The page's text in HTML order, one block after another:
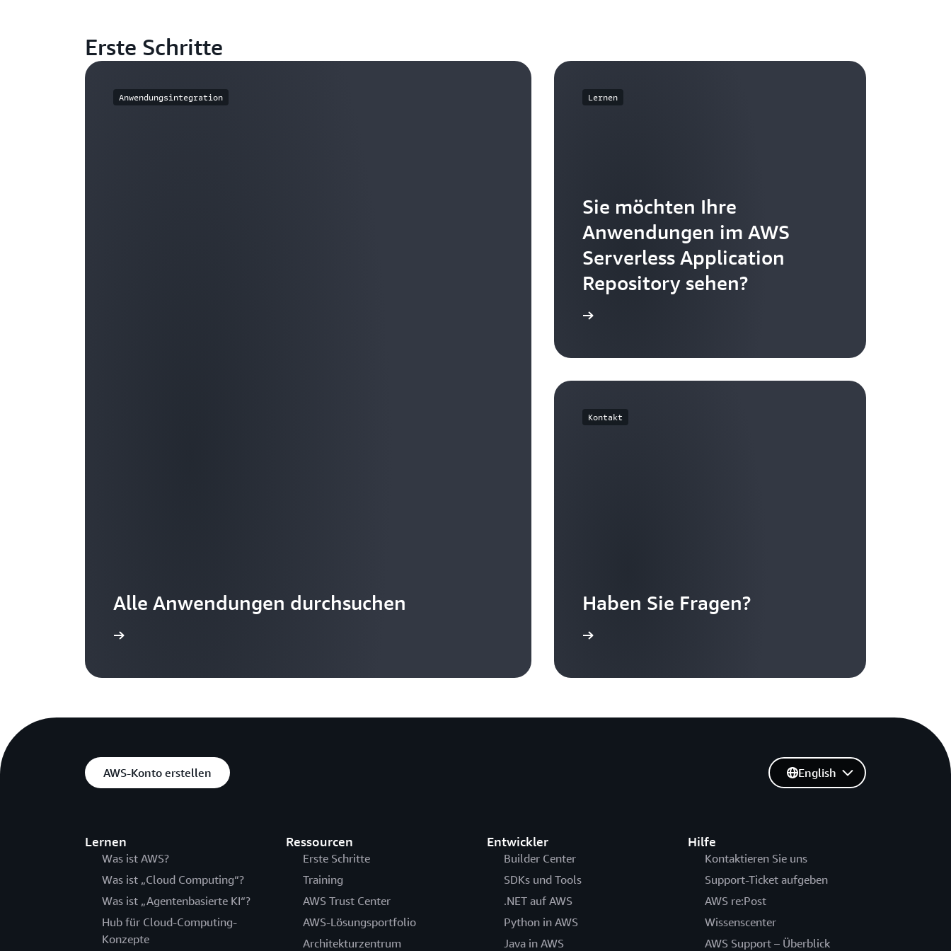
Erste Schritte
Anwendungsintegration
Alle Anwendungen durchsuchen
Lernen
Sie möchten Ihre
Anwendungen im AWS
Serverless Application
Repository sehen?
Kontakt
Haben Sie Fragen?
AWS-Konto erstellen
Lernen
Was ist AWS?
Was ist „Cloud Computing“?
Was ist „Agentenbasierte KI“?
Hub für Cloud-Computing-
Konzepte
Ressourcen
Erste Schritte
Training
AWS Trust Center
AWS-Lösungsportfolio
Architekturzentrum
Entwickler
Builder Center
SDKs und Tools
.NET auf AWS
Python in AWS
Java in AWS
Hilfe
Kontaktieren Sie uns
Support-Ticket aufgeben
AWS re:Post
Wissenscenter
AWS Support – Überblick
English